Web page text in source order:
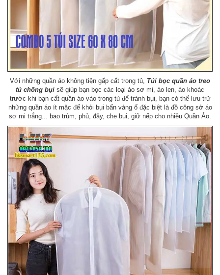
Với những quần áo không tiện gấp cất trong tủ, Túi bọc quần áo treo
tủ chống bụi sẽ giúp bạn bọc các loại áo sơ mi, áo len, áo khoác
trước khi bạn cất quần áo vào trong tủ để tránh bụi, bạn có thể lưu trữ
những quần áo ít mặc để khỏi bụi bẩn vàng ố đặc biệt là đồ công sở áo
sơ mi trắng... bao trùm, phủ, đậy, che bụi, giữ nếp cho nhiều Quần Áo.